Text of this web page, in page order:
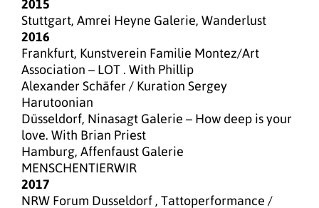
2015
Stuttgart, Amrei Heyne Galerie, Wanderlust
2016
Frankfurt, Kunstverein Familie Montez/Art
Association – LOT . With Phillip
Alexander Schäfer / Kuration Sergey
Harutoonian
Düsseldorf, Ninasagt Galerie – How deep is your
love. With Brian Priest
Hamburg, Affenfaust Galerie
MENSCHENTIERWIR
2017
NRW Forum Dusseldorf , Tattoperformance /